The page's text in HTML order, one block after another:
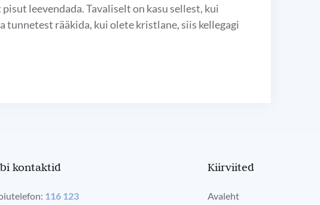
leevendada. Tavaliselt on kasu sellest, kui
tunnetest rääkida, kui olete kristlane, siis kellegagi
kontaktid
116 123
Kiirviited
Avaleht